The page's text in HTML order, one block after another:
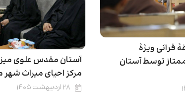
قرآنی ویژۀ
توسط آستان
آستان مقدس علوی
مرکز احیای میراث
۲۸ اردیبهشت ۱۴۰۵